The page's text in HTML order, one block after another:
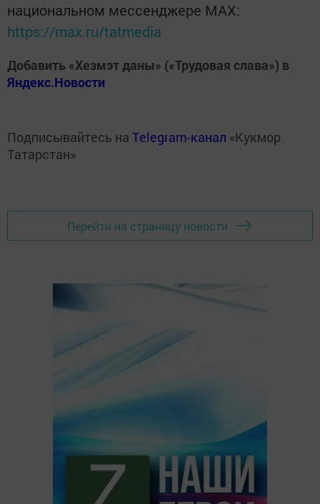
национальном мессенджере MАХ:
https://max.ru/tatmedia
Добавить «Хезмэт даны» («Трудовая слава») в
Яндекс.Новости
Подписывайтесь на Telegram-канал «Кукмор
Татарстан»
Перейти на страницу новости